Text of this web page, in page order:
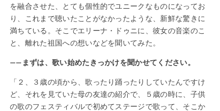
を融合させた、とても個性的でユニークなものになってお
り、これまで聴いたことがなかったような、新鮮な驚きに
満ちている。そこでエリーナ・ドゥニに、彼女の音楽のこ
と、離れた祖国への想いなどを聞いてみた。
——まずは、歌い始めたきっかけを聞かせてください。
「２、３歳の頃から、歌ったり踊ったりしていたんですけ
ど、それを見ていた母の友達の紹介で、５歳の時に、子供
の歌のフェスティバルで初めてステージで歌って、そこか